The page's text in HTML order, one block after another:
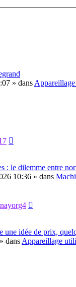
» dans
: le dilemme entre
10:36 » dans
une idée de prix,
» dans Appareillage